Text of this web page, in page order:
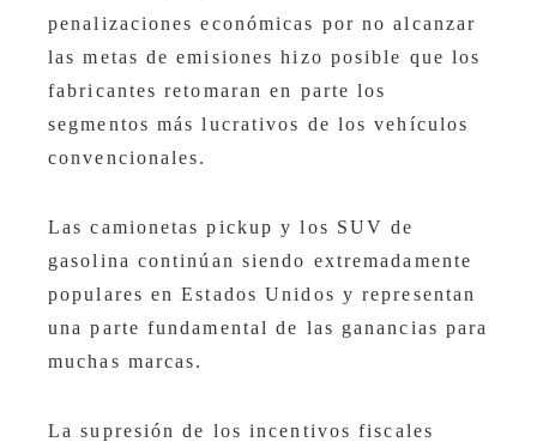
penalizaciones económicas por no alcanzar
las metas de emisiones hizo posible que los
fabricantes retomaran en parte los
segmentos más lucrativos de los vehículos
convencionales.
Las camionetas pickup y los SUV de
gasolina continúan siendo extremadamente
populares en Estados Unidos y representan
una parte fundamental de las ganancias para
muchas marcas.
La supresión de los incentivos fiscales